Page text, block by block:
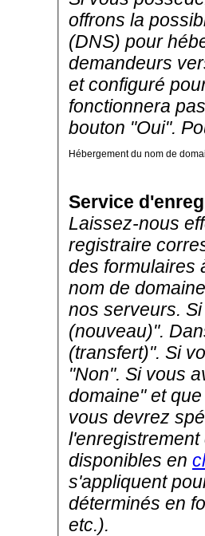
offrons la
(DNS) pour
demandeurs
et configuré
fonctionnera
bouton "Oui".
Hébergement du nom de
Service
Laissez-nous
registraire
des formulaires
nom de
nos serveurs.
(nouveau)".
(transfert)". Si
"Non". Si vous
domaine" et
vous devrez
disponibles en
s'appliquent
déterminés en
etc.).